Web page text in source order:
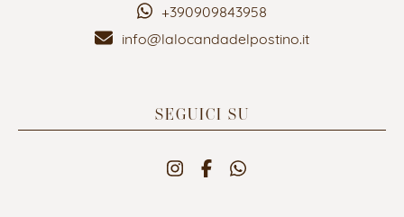
+390909843958
info@lalocandadelpostino.it
SEGUICI SU